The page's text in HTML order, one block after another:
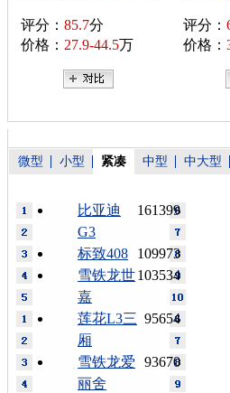
评分： 85.7分
价格： 27.9-44.5万
评分：
价格：
微型 小型 紧凑 中型 中大型
161399
比亚迪
G3
109973
标致408
103534
雪铁龙世
嘉
95654
莲花L3三
厢
93670
雪铁龙爱
丽舍